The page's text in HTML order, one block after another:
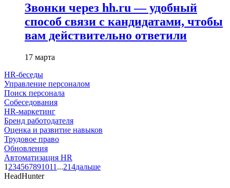
Звонки через hh.ru — удобный
способ связи с кандидатами, чтобы
вам действительно ответили
17 марта
HR-беседы
Управление персоналом
Поиск персонала
Собеседования
HR-маркетинг
Бренд работодателя
Оценка и развитие навыков
Трудовое право
Обновления
Автоматизация HR
1 234567891011 ...214дальше
HeadHunter